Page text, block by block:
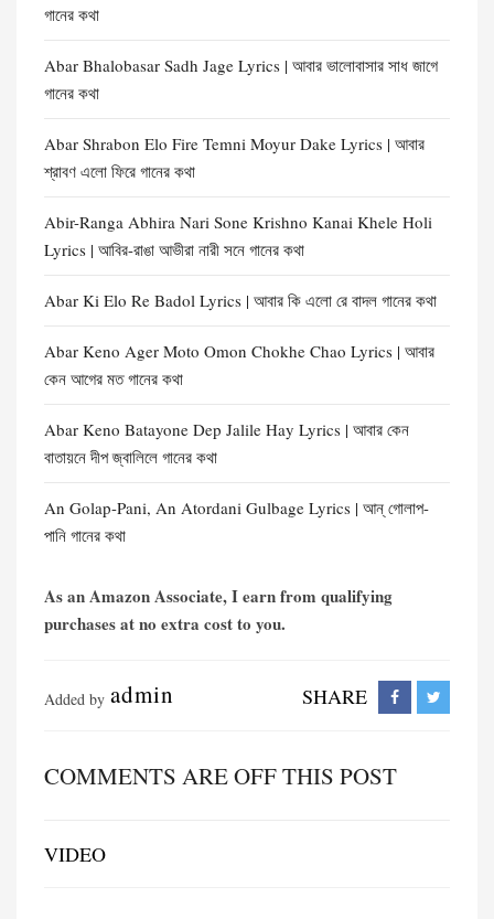
গানের কথা
Abar Bhalobasar Sadh Jage Lyrics | আবার ভালোবাসার সাধ জাগে
গানের কথা
Abar Shrabon Elo Fire Temni Moyur Dake Lyrics | আবার
শ্রাবণ এলো ফিরে গানের কথা
Abir-Ranga Abhira Nari Sone Krishno Kanai Khele Holi
Lyrics | আবির-রাঙা আভীরা নারী সনে গানের কথা
Abar Ki Elo Re Badol Lyrics | আবার কি এলো রে বাদল গানের কথা
Abar Keno Ager Moto Omon Chokhe Chao Lyrics | আবার
কেন আগের মত গানের কথা
Abar Keno Batayone Dep Jalile Hay Lyrics | আবার কেন
বাতায়নে দীপ জ্বালিলে গানের কথা
An Golap-Pani, An Atordani Gulbage Lyrics | আন্ গোলাপ-
পানি গানের কথা
As an Amazon Associate, I earn from qualifying
purchases at no extra cost to you.
Added by admin SHARE
COMMENTS ARE OFF THIS POST
VIDEO